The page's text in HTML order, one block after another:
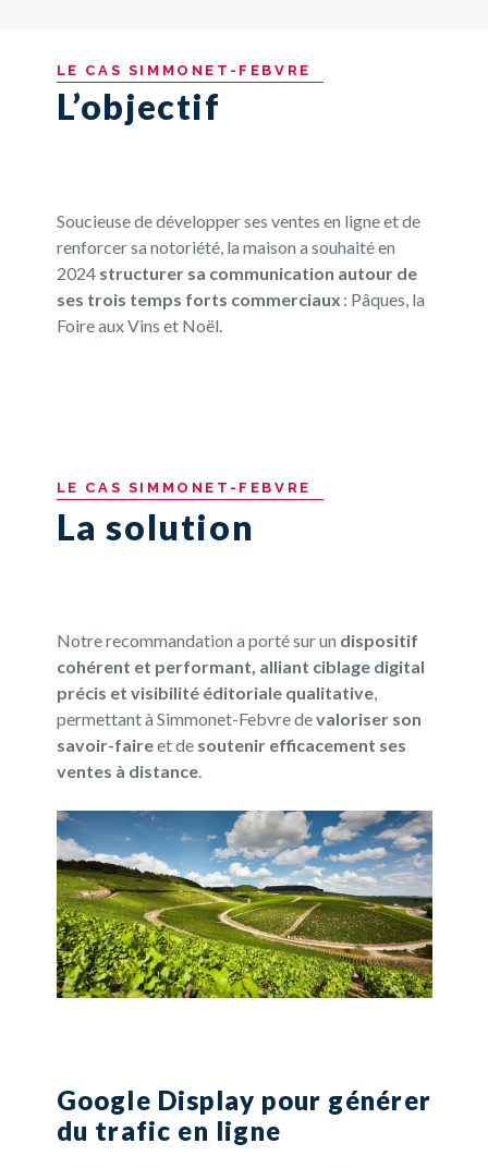
LE CAS SIMMONET-FEBVRE
L’objectif
Soucieuse de développer ses ventes en ligne et de
renforcer sa notoriété, la maison a souhaité en
2024 structurer sa communication autour de
ses trois temps forts commerciaux : Pâques, la
Foire aux Vins et Noël.
LE CAS SIMMONET-FEBVRE
La solution
Notre recommandation a porté sur un dispositif
cohérent et performant, alliant ciblage digital
précis et visibilité éditoriale qualitative,
permettant à Simmonet-Febvre devaloriser son
savoir-faireet de soutenir efficacement ses
ventes à distance.
Google Display pour générer
du trafic en ligne